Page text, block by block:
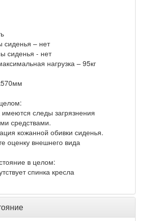
сиденья – нет
сиденья - нет
нагрузка – 95кг
следы загрязнения
средствами.
кожанной обивки сиденья.
оценку внешнего вида
в целом:
спинка кресла